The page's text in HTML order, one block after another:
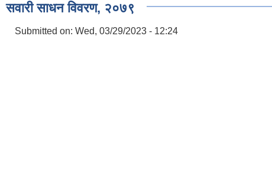
सवारी साधन विवरण, २०७९
Submitted on: Wed, 03/29/2023 - 12:24